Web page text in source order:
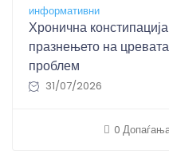
информативни
Хронична
празнењето на
проблем
31/07/2026
0